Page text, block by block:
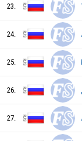
RUS
RUS
23.
24.
25.
26.
27.